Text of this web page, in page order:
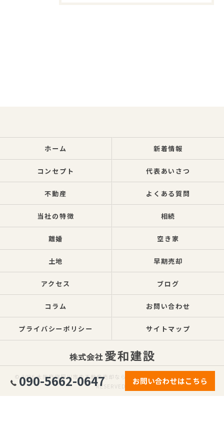
090-5662-0647 お問い合わせはこちら
ホーム 新着情報
コンセプト 代表あいさつ
不動産 よくある質問
当社の特徴 相続
離婚 空き家
土地 早期売却
アクセス ブログ
コラム お問い合わせ
プライバシーポリシー サイトマップ
© 2026 大阪府寝屋川市の不動産売却なら株式会社愛和建設 ALL RIGHTS
RESERVED.